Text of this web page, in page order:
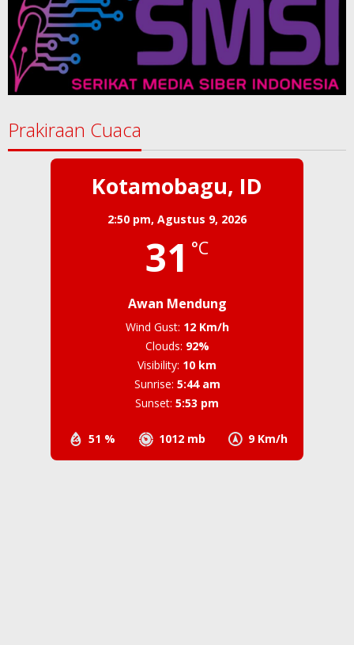
Prakiraan Cuaca
Kotamobagu, ID
2:50 pm, Agustus 9, 2026
31 °C
Awan Mendung
51 % 1012 mb 9 Km/h
Wind Gust: 12 Km/h
Clouds: 92%
Visibility: 10 km
Sunrise: 5:44 am
Sunset: 5:53 pm